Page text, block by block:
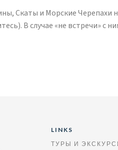
Скаты и Морские Черепахи
В случае «не встречи» с
LINKS
ТУРЫ И